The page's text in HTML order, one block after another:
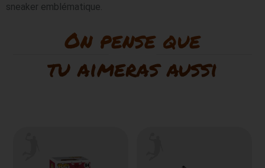
sneaker emblématique.
On pense que
tu aimeras aussi